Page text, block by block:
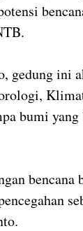
gedung ini
bumi